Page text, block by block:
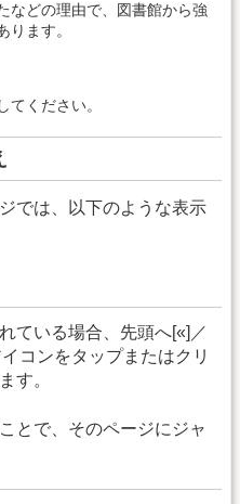
などの理由で、図書館から強
ります。
てください。
では、以下のような表示
ている場合、先頭へ[«]／
コンをタップまたはクリ
す。
とで、そのページにジャ